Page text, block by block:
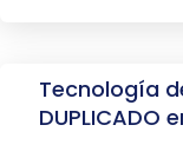
Tecnología
DUPLICADO